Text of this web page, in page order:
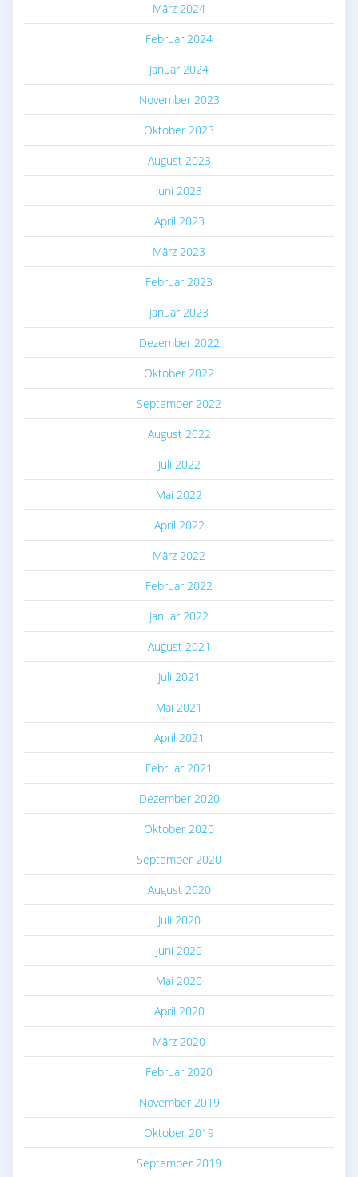
März 2024
Februar 2024
Januar 2024
November 2023
Oktober 2023
August 2023
Juni 2023
April 2023
März 2023
Februar 2023
Januar 2023
Dezember 2022
Oktober 2022
September 2022
August 2022
Juli 2022
Mai 2022
April 2022
März 2022
Februar 2022
Januar 2022
August 2021
Juli 2021
Mai 2021
April 2021
Februar 2021
Dezember 2020
Oktober 2020
September 2020
August 2020
Juli 2020
Juni 2020
Mai 2020
April 2020
März 2020
Februar 2020
November 2019
Oktober 2019
September 2019